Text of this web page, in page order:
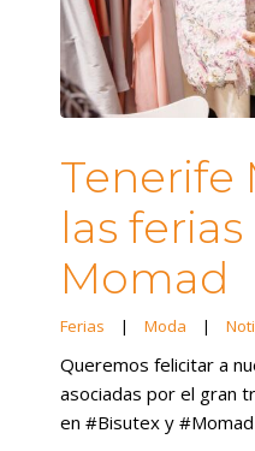
Tenerife
las
Momad
Ferias | Moda |
Queremos felicitar a
asociadas por el gran
en #Bisutex y